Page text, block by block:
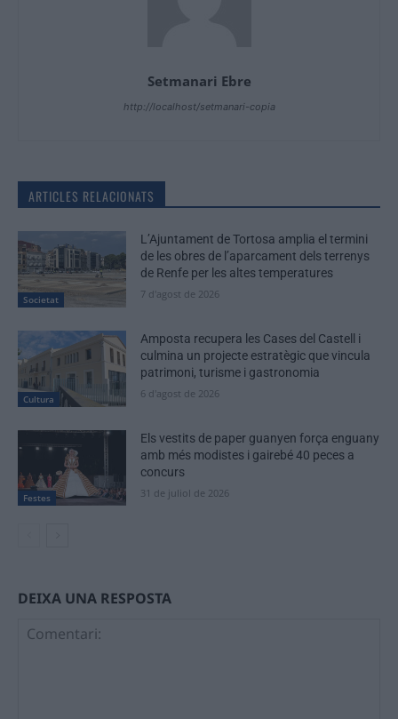
Setmanari Ebre
http://localhost/setmanari-copia
ARTICLES RELACIONATS
Societat
L’Ajuntament de Tortosa amplia el termini
de les obres de l’aparcament dels terrenys
de Renfe per les altes temperatures
7 d'agost de 2026
Cultura
Amposta recupera les Cases del Castell i
culmina un projecte estratègic que vincula
patrimoni, turisme i gastronomia
6 d'agost de 2026
Festes
Els vestits de paper guanyen força enguany
amb més modistes i gairebé 40 peces a
concurs
31 de juliol de 2026
DEIXA UNA RESPOSTA